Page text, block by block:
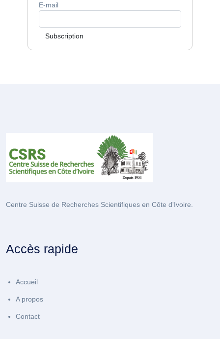
E-mail
Subscription
Centre Suisse de Recherches Scientifiques en Côte d'Ivoire.
Accès rapide
Accueil
A propos
Contact